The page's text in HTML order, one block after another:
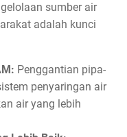
sumber air
adalah kunci
Penggantian pipa-
penyaringan air
air yang lebih